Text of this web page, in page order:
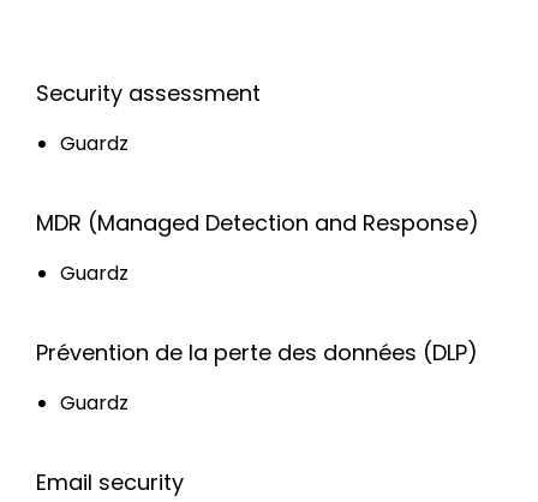
Security assessment
Guardz
MDR (Managed Detection and Response)
Guardz
Prévention de la perte des données (DLP)
Guardz
Email security